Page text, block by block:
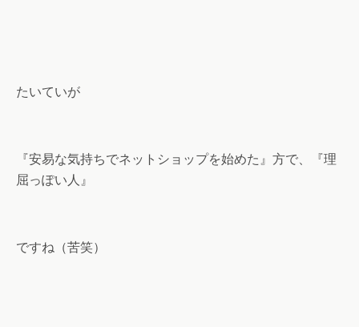
たいていが
『安易な気持ちでネットショップを始めた』方で、『理
屈っぽい人』
ですね（苦笑）